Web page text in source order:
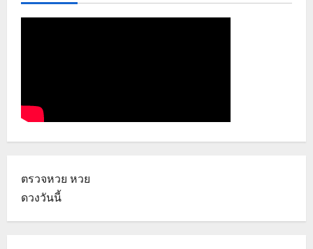
ตรวจหวย หวย
ดวงวันนี้